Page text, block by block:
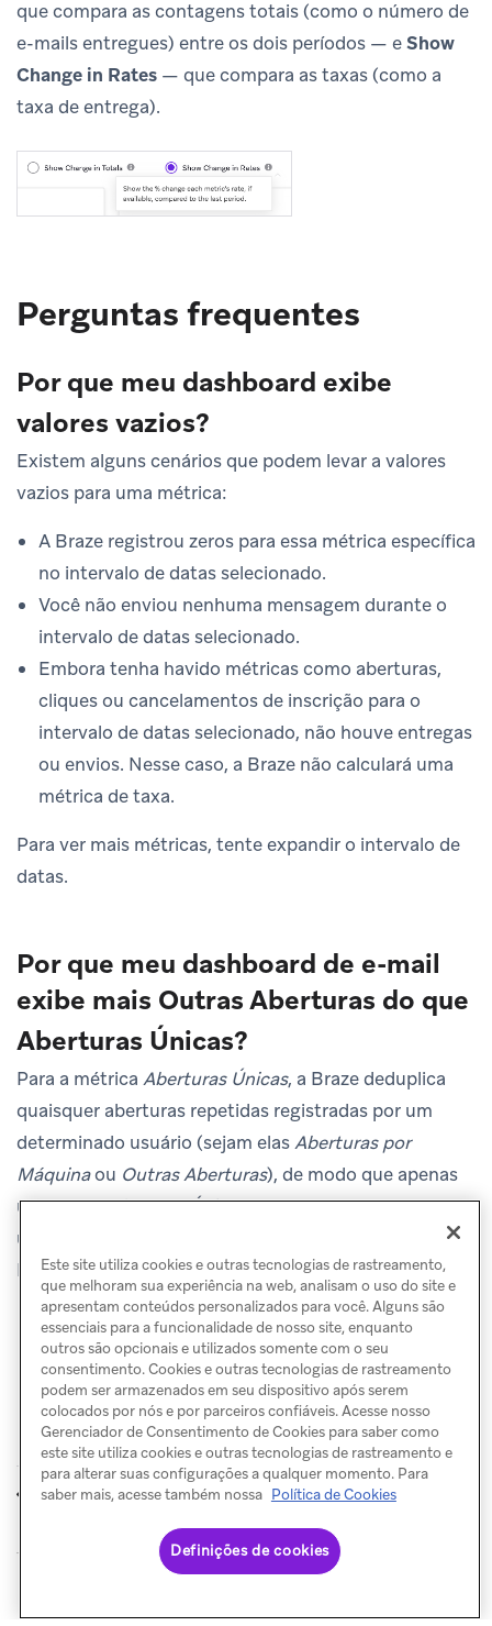
que compara as contagens totais (como o número de
e-mails entregues) entre os dois períodos — eShow
Change in Rates — que compara as taxas (como a
taxa de entrega).
Perguntas frequentes
Por que meu dashboard exibe
valores vazios?
Existem alguns cenários que podem levar a valores
vazios para uma métrica:
A Braze registrou zeros para essa métrica específica
no intervalo de datas selecionado.
Você não enviou nenhuma mensagem durante o
intervalo de datas selecionado.
Embora tenha havido métricas como aberturas,
cliques ou cancelamentos de inscrição para o
intervalo de datas selecionado, não houve entregas
ou envios. Nesse caso, a Braze não calculará uma
métrica de taxa.
Para ver mais métricas, tente expandir o intervalo de
datas.
Por que meu dashboard de e-mail
exibe mais Outras Aberturas do que
Aberturas Únicas?
Para a métrica Aberturas Únicas, a Braze deduplica
quaisquer aberturas repetidas registradas por um
determinado usuário (sejam elasAberturas por
Máquinaou Outras Aberturas), de modo que apenas
uma únicaAbertura Únicaé contabilizada se um
usuário abrir várias vezes. Para
Braze não faz deduplicação.
ANTERIORInício PRÓXIMO Conversões
© Braze. All Rights Reserved Privacy Policy
Este site utiliza cookies e outras tecnologias de rastreamento,
que melhoram sua experiência na web, analisam o uso do site e
apresentam conteúdos personalizados para você. Alguns são
essenciais para a funcionalidade de nosso site, enquanto
outros são opcionais e utilizados somente com o seu
consentimento. Cookies e outras tecnologias de rastreamento
podem ser armazenados em seu dispositivo após serem
colocados por nós e por parceiros confiáveis. Acesse nosso
Gerenciador de Consentimento de Cookies para saber como
este site utiliza cookies e outras tecnologias de rastreamento e
para alterar suas configurações a qualquer momento. Para
saber mais, acesse também nossa Política de Cookies
Definições de cookies